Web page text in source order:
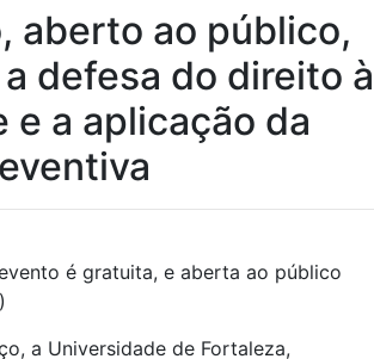
aberto ao público,
defesa do direito à
e a aplicação da
é gratuita, e aberta ao público
a Universidade de Fortaleza,